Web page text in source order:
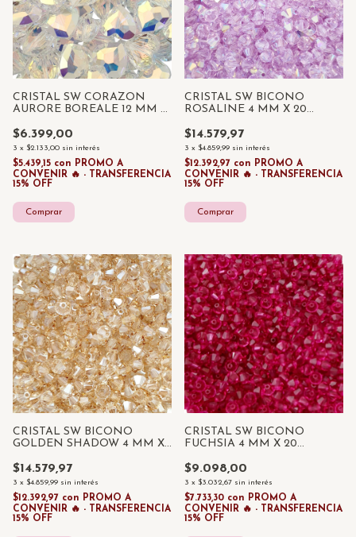
CRISTAL SW CORAZON
AURORE BOREALE 12 MM X
$6.399,00
3 x $2.133,00 sin interés
$5.439,15 con PROMO A
CONVENIR 🔥 - TRANSFERENCIA
15% OFF
CRISTAL SW BICONO
ROSALINE 4 MM X 20
$14.579,97
3 x $4.859,99 sin interés
$12.392,97 con PROMO A
CONVENIR 🔥 - TRANSFERENCIA
15% OFF
CRISTAL SW BICONO
GOLDEN SHADOW 4 MM X
$14.579,97
3 x $4.859,99 sin interés
$12.392,97 con PROMO A
CONVENIR 🔥 - TRANSFERENCIA
15% OFF
CRISTAL SW BICONO
FUCHSIA 4 MM X 20
$9.098,00
3 x $3.032,67 sin interés
$7.733,30 con PROMO A
CONVENIR 🔥 - TRANSFERENCIA
15% OFF